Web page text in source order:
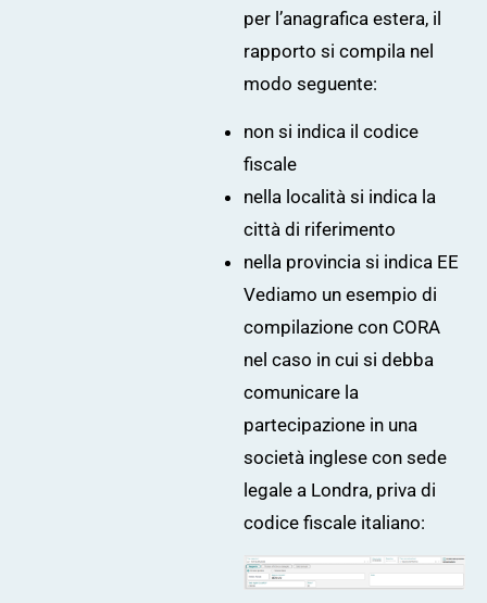
per l’anagrafica estera, il
rapporto si compila nel
modo seguente:
non si indica il codice
fiscale
nella località si indica la
città di riferimento
nella provincia si indica EE
Vediamo un esempio di
compilazione con CORA
nel caso in cui si debba
comunicare la
partecipazione in una
società inglese con sede
legale a Londra, priva di
codice fiscale italiano: